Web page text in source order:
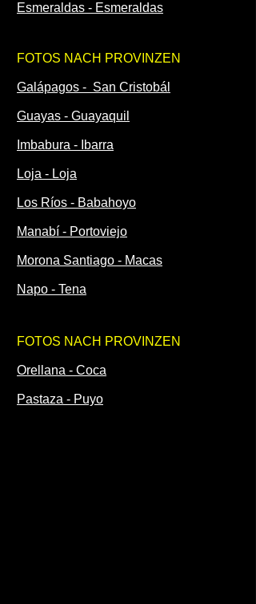
FOTOS NACH PROVINZEN
Galápagos - San Cristobál
Guayas - Guayaquil
Imbabura - Ibarra
Loja - Loja
Los Ríos - Babahoyo
Manabí - Portoviejo
Morona Santiago - Macas
Napo - Tena
FOTOS NACH PROVINZEN
Orellana - Coca
Pastaza - Puyo
Esmeraldas - Esmeraldas